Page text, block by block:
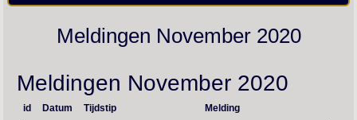
Meldingen November 2020
Meldingen November 2020
id Datum Tijdstip
Melding